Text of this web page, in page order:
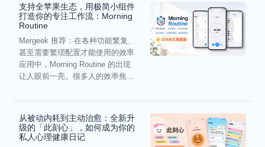
支持全苹果生态，用极简小组件
打造你的专注工作流：Morning
Routine
Mergeek 推荐：在各种功能繁复、
甚至需要繁琐配置才能使用的效率
应用中，Morning Routine 的出现
让人眼前一亮。很多人的效率焦
从被动内耗到主动治愈：全新升
级的「此刻心」，如何成为你的
私人心理健康日记